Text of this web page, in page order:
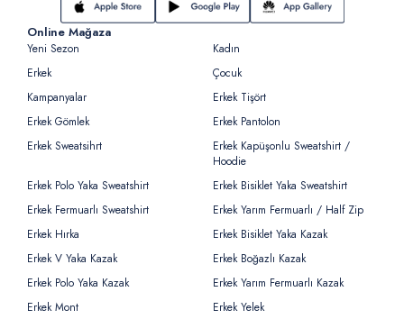
Online Mağaza
Yeni Sezon
Kadın
Erkek
Çocuk
Kampanyalar
Erkek Tişört
Erkek Gömlek
Erkek Pantolon
Erkek Sweatsihrt
Erkek Kapüşonlu Sweatshirt /
Hoodie
Erkek Polo Yaka Sweatshirt
Erkek Bisiklet Yaka Sweatshirt
Erkek Fermuarlı Sweatshirt
Erkek Yarım Fermuarlı / Half Zip
Erkek Hırka
Erkek Bisiklet Yaka Kazak
Erkek V Yaka Kazak
Erkek Boğazlı Kazak
Erkek Polo Yaka Kazak
Erkek Yarım Fermuarlı Kazak
Erkek Mont
Erkek Yelek